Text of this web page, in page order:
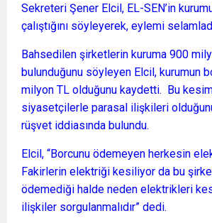
Sekreteri Şener Elcil, EL-SEN’in
çalıştığını söyleyerek, eylemi
Bahsedilen şirketlerin kuruma 900
bulunduğunu söyleyen Elcil, kurumun
milyon TL olduğunu kaydetti. Bu
siyasetçilerle parasal ilişkileri
rüşvet iddiasında bulundu.
Elcil, “Borcunu ödemeyen herkesin
Fakirlerin elektriği kesiliyor da bu
ödemediği halde neden elektrikleri
ilişkiler sorgulanmalıdır” dedi.